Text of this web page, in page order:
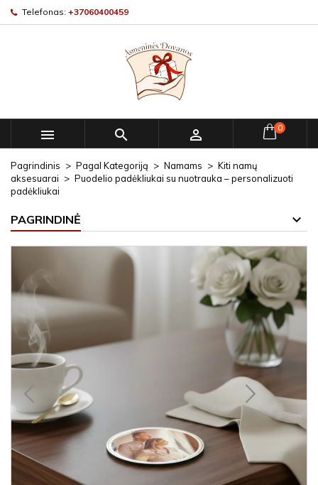
Telefonas: +37060400459
   0
Pagrindinis Pagal Kategoriją Namams
Kiti namų
aksesuarai
Puodelio padėkliukai su nuotrauka – personalizuoti
padėkliukai
PAGRINDINĖ